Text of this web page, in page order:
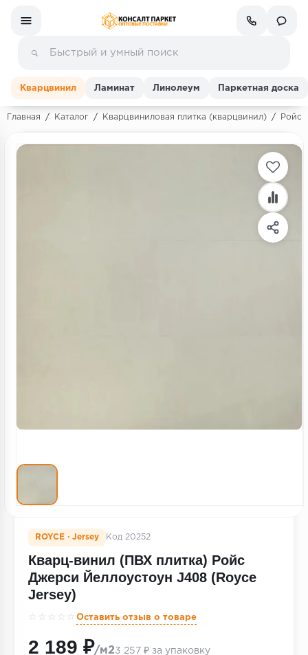
Ламинат
Кварцвинил Ламинат Линолеум Паркетная доска
Главная / Каталог / Кварцвиниловая плитка (кварцвинил) / Ройс
ROYCE · Jersey Код 20252
Кварц-винил (ПВХ плитка) Ройс
Джерси Йеллоустоун J408 (Royce
Jersey)
☆☆☆☆☆ Оставить отзыв о товаре
2 189 ₽/м23 257 ₽ за упаковку